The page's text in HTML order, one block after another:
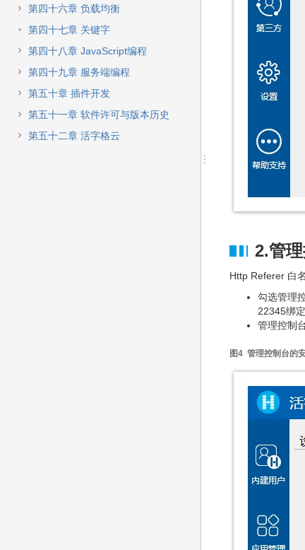
第四十六章 负载均衡
第四十七章 关键字
第四十八章 JavaScript编程
第四十九章 服务端编程
第五十章 插件开发
第五十一章 软件许可与版本历史
第五十二章 活字格云
2.管
Http Referer 白
勾选管理
22345绑
管理控制
图4 管理控制台的